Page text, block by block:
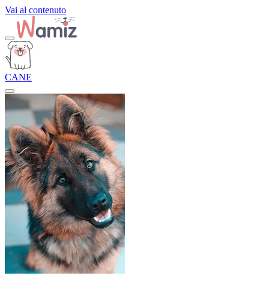
Vai al contenuto
CANE